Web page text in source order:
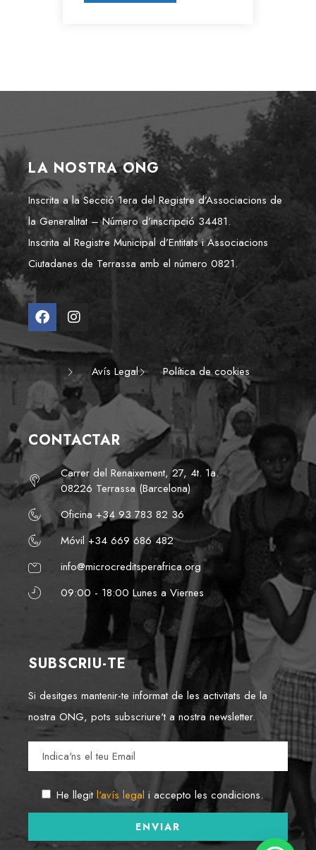
LA NOSTRA ONG
Inscrita a la Secció 1era del Registre d’Associacions de
la Generalitat – Número d’inscripció 34481.
Inscrita al Registre Municipal d’Entitats i Associacions
Ciutadanes de Terrassa amb el número 0821.
Avís Legal Política de cookies
CONTACTAR
Carrer del Renaixement, 27, 4t. 1a.
08226 Terrassa (Barcelona)
Oficina +34 93 783 82 36
Móvil +34 669 686 482
info@microcreditsperafrica.org
09:00 - 18:00 Lunes a Viernes
SUBSCRIU-TE
Si desitges mantenir-te informat de les activitats de la
nostra ONG, pots subscriure't a nostra newsletter.
He llegitl'avís legal i accepto les condicions.